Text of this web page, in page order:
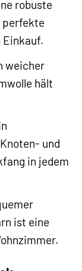
robuste
perfekte
Einkauf.
weicher
hält
und
in jedem
ist eine